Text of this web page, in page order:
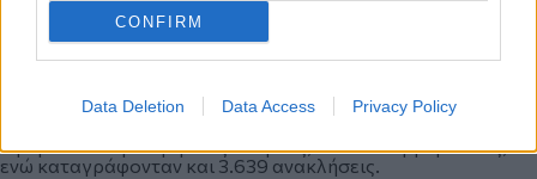
CONFIRM
Data Deletion Data Access Privacy Policy
Από τον Απρίλιο του 2024 έχει λανσαριστεί το πρόγραμμα
«Ανακαινίζω – Νοικιάζω», το οποίο προσφέρει επιδότηση
έως και 8.100 ευρώ για ανακαίνιση ακινήτων επιφανείας έως
τα στοιχεία της ΔΥΠΑ, έως και το τέλος Μαρτίου είχαν
αφορούσαν εγκεκριμένες αιτήσεις, 3.512 απορριφθείσες,
ενώ καταγράφονταν και 3.639 ανακλήσεις.